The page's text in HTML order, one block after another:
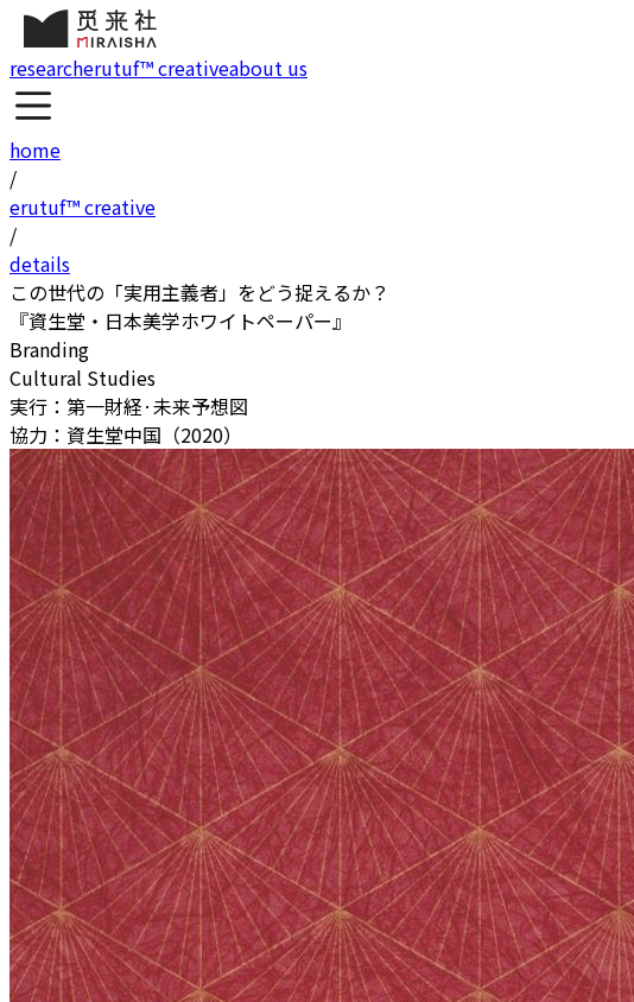
researcherutuf™ creativeabout us
home
/
erutuf™ creative
/
details
この世代の「実用主義者」をどう捉えるか？
『資生堂・日本美学ホワイトペーパー』
Branding
Cultural Studies
実行：第一財経·未来予想図
協力：資生堂中国（2020）